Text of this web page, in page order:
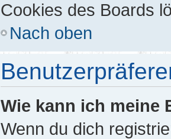
Cookies des Boards
Nach oben
Wie kann ich meine
Wenn du dich